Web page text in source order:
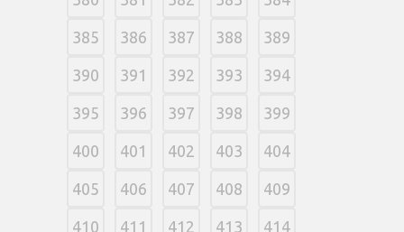
385 386 387 388 389
390 391 392 393 394
395 396 397 398 399
400 401 402 403 404
405 406 407 408 409
410 411 412 413 414